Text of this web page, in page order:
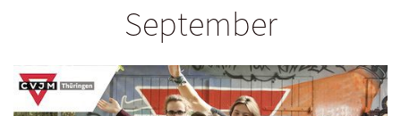
September